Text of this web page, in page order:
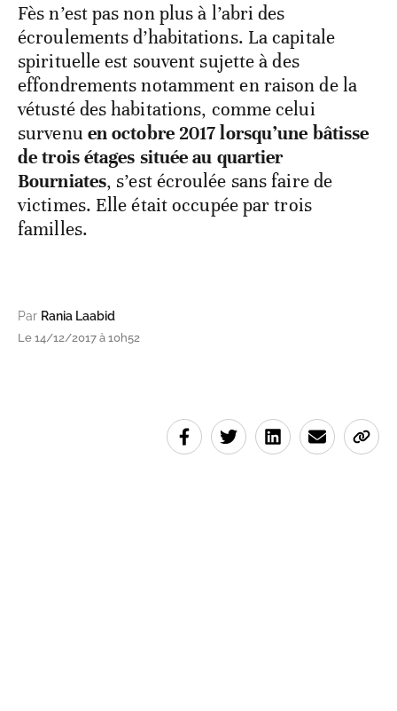
Fès n’est pas non plus à l’abri des
écroulements d’habitations. La capitale
spirituelle est souvent sujette à des
effondrements notamment en raison de la
vétusté des habitations, comme celui
survenu en octobre 2017 lorsqu’une bâtisse
de trois étages située au quartier
Bourniates, s’est écroulée sans faire de
victimes. Elle était occupée par trois
familles.
Par Rania Laabid
Le 14/12/2017 à 10h52